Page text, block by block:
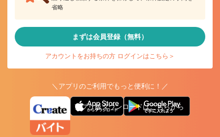
省略
まずは会員登録（無料）
アカウントをお持ちの方 ログインはこちら＞
＼アプリのご利用でもっと便利に！／
アプリ版ダウンロードはこちらから